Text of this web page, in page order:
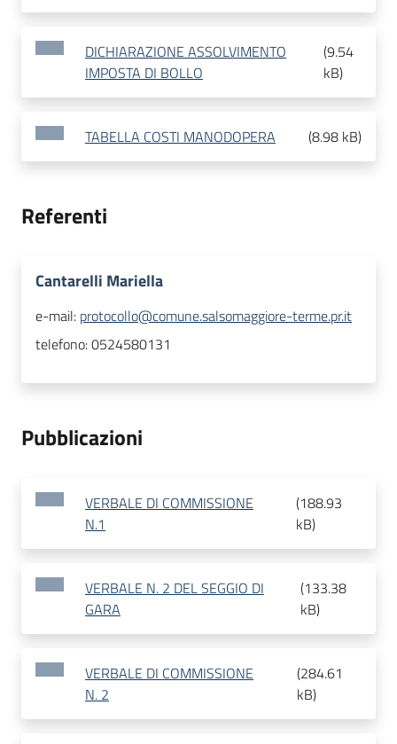
DICHIARAZIONE ASSOLVIMENTO
IMPOSTA DI BOLLO
(9.54
kB)
TABELLA COSTI MANODOPERA (8.98 kB)
Referenti
Cantarelli Mariella
e-mail: protocollo@comune.salsomaggiore-terme.pr.it
telefono:0524580131
Pubblicazioni
VERBALE DI COMMISSIONE
N.1
(188.93
kB)
VERBALE N. 2 DEL SEGGIO DI
GARA
(133.38
kB)
VERBALE DI COMMISSIONE
N. 2
(284.61
kB)